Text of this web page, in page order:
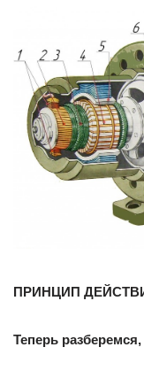
ПРИНЦИП
Теперь разберемся,